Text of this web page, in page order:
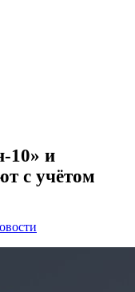
10» и
с учётом